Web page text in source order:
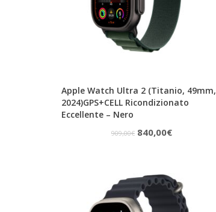
Apple Watch Ultra 2 (Titanio, 49mm,
2024)GPS+CELL Ricondizionato
Eccellente – Nero
909,00€ Il
era:
909,00€.
840,00€Il
è:
840,00€.